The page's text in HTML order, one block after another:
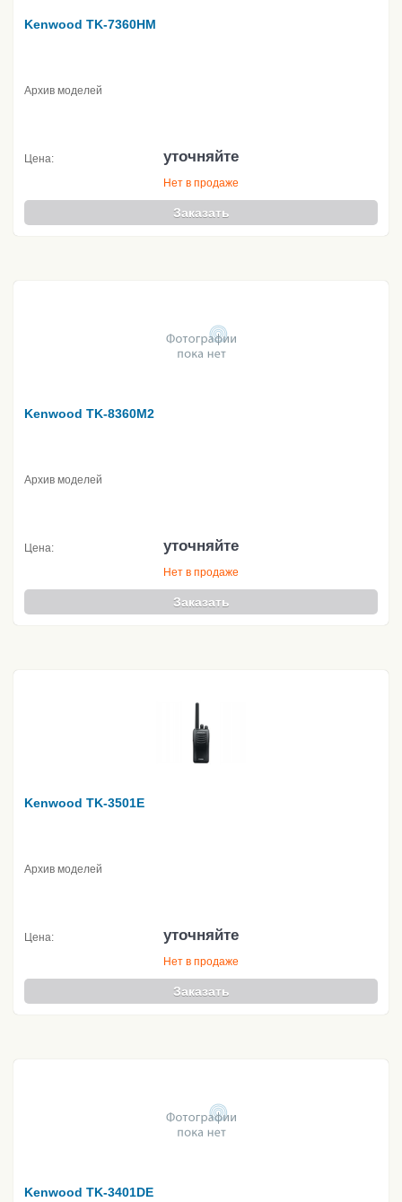
Kenwood TK-7360HM
Архив моделей
Цена: уточняйте
Нет в продаже
Заказать
Kenwood TK-8360M2
Архив моделей
Цена: уточняйте
Нет в продаже
Заказать
Kenwood TK-3501E
Архив моделей
Цена: уточняйте
Нет в продаже
Заказать
Kenwood TK-3401DE